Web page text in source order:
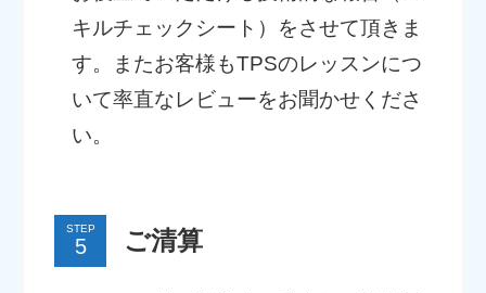
キルチェックシート）をさせて頂きま
す。またお客様もTPSのレッスンにつ
いて率直なレビューをお聞かせくださ
い。
STEP ご清算